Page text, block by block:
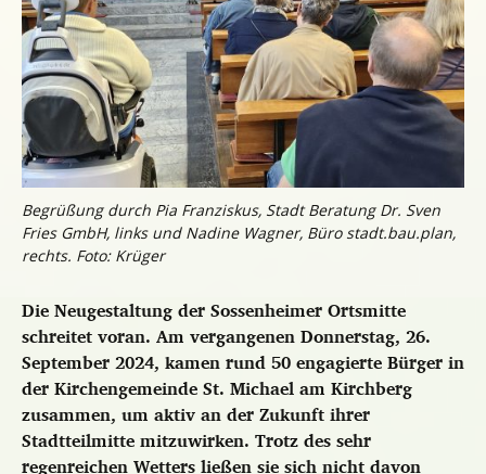
Begrüßung durch Pia Franziskus, Stadt Beratung Dr. Sven
Fries GmbH, links und Nadine Wagner, Büro stadt.bau.plan,
rechts. Foto: Krüger
Die Neugestaltung der Sossenheimer Ortsmitte
schreitet voran. Am vergangenen Donnerstag, 26.
September 2024, kamen rund 50 engagierte Bürger in
der Kirchengemeinde St. Michael am Kirchberg
zusammen, um aktiv an der Zukunft ihrer
Stadtteilmitte mitzuwirken. Trotz des sehr
regenreichen Wetters ließen sie sich nicht davon